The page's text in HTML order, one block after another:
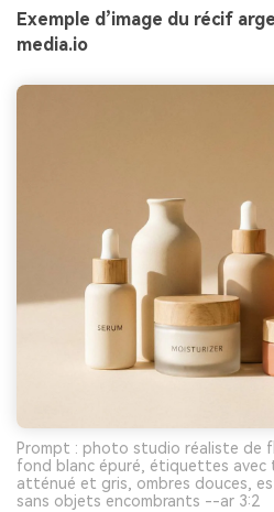
Exemple d’image du récif
media.io
Prompt : photo studio réaliste de
fond blanc épuré, étiquettes avec
atténué et gris, ombres douces,
sans objets encombrants --ar 3:2